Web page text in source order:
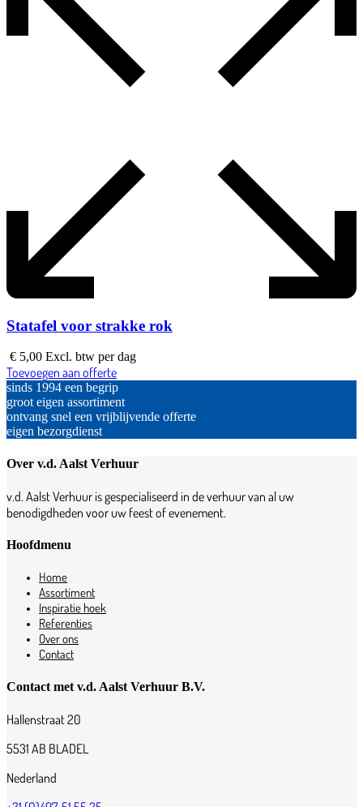
Statafel voor strakke rok
€ 5,00 Excl. btw per dag
Toevoegen aan offerte
sinds 1994 een begrip
groot eigen assortiment
ontvang snel een vrijblijvende offerte
eigen bezorgdienst
Over v.d. Aalst Verhuur
v.d. Aalst Verhuur is gespecialiseerd in de verhuur van al uw
benodigdheden voor uw feest of evenement.
Hoofdmenu
Home
Assortiment
Inspiratie hoek
Referenties
Over ons
Contact
Contact met v.d. Aalst Verhuur B.V.
Hallenstraat 20
5531 AB BLADEL
Nederland